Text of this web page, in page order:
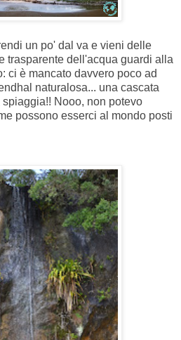
un po' dal va e vieni delle
trasparente dell'acqua guardi alla
ci è mancato davvero poco ad
naturalosa... una cascata
Nooo, non potevo
possono esserci al mondo posti